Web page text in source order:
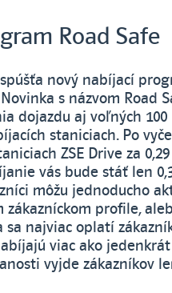
Road Safe
spúšťa nový nabíjací
s názvom Road
dojazdu aj voľných 100
staniciach. Po
ZSE Drive za
vás bude stáť len
môžu jednoducho
zákazníckom profile,
sa najviac oplatí
viac ako jedenkrát
vyjde zákazníkov